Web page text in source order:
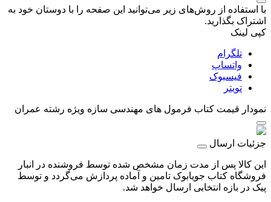
با استفاده از روش‌های زیر می‌توانید این صفحه را با دوستان خود به
اشتراک بگذارید.
کپی لینک
تلگرام
واتساپ
فیسبوک
تویتر
نمودار قیمت کتاب فرمول های مهندسی سازه ویژه رشته عمران
جزئیات ارسال
این کالا پس از مدت زمان مشخص شده توسط فروشنده در انبار
فروشگاه کتاب جویابوک تامین و آماده پردازش می‌گردد و توسط
پیک در بازه انتخابی ارسال خواهد شد.